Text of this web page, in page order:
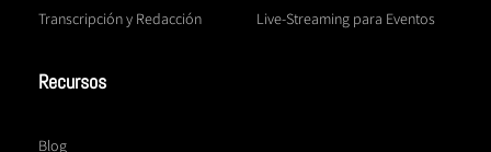
Transcripción y Redacción
Live-Streaming para Eventos
Recursos
Blog